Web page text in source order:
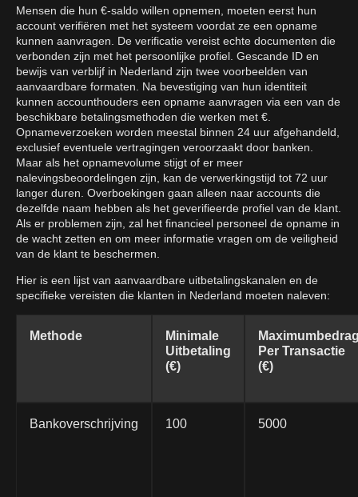
Mensen die hun €-saldo willen opnemen, moeten eerst hun
account verifiëren met het systeem voordat ze een opname
kunnen aanvragen. De verificatie vereist echte documenten die
verbonden zijn met het persoonlijke profiel. Gescande ID en
bewijs van verblijf in Nederland zijn twee voorbeelden van
aanvaardbare formaten. Na bevestiging van hun identiteit
kunnen accounthouders een opname aanvragen via een van de
beschikbare betalingsmethoden die werken met €.
Opnameverzoeken worden meestal binnen 24 uur afgehandeld,
exclusief eventuele vertragingen veroorzaakt door banken.
Maar als het opnamevolume stijgt of er meer
nalevingsbeoordelingen zijn, kan de verwerkingstijd tot 72 uur
langer duren. Overboekingen gaan alleen naar accounts die
dezelfde naam hebben als het geverifieerde profiel van de klant.
Als er problemen zijn, zal het financieel personeel de opname in
de wacht zetten en om meer informatie vragen om de veiligheid
van de klant te beschermen.
Hier is een lijst van aanvaardbare uitbetalingskanalen en de
specifieke vereisten die klanten in Nederland moeten naleven:
Methode
Minimale
Uitbetaling
(€)
Per Transactie
(€)
Bankoverschrijving 100 5000